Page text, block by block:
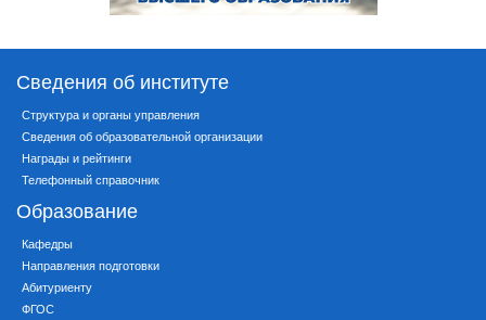
Сведения об институте
Структура и органы управления
Сведения об образовательной организации
Награды и рейтинги
Телефонный справочник
Образование
Кафедры
Направления подготовки
Абитуриенту
ФГОС